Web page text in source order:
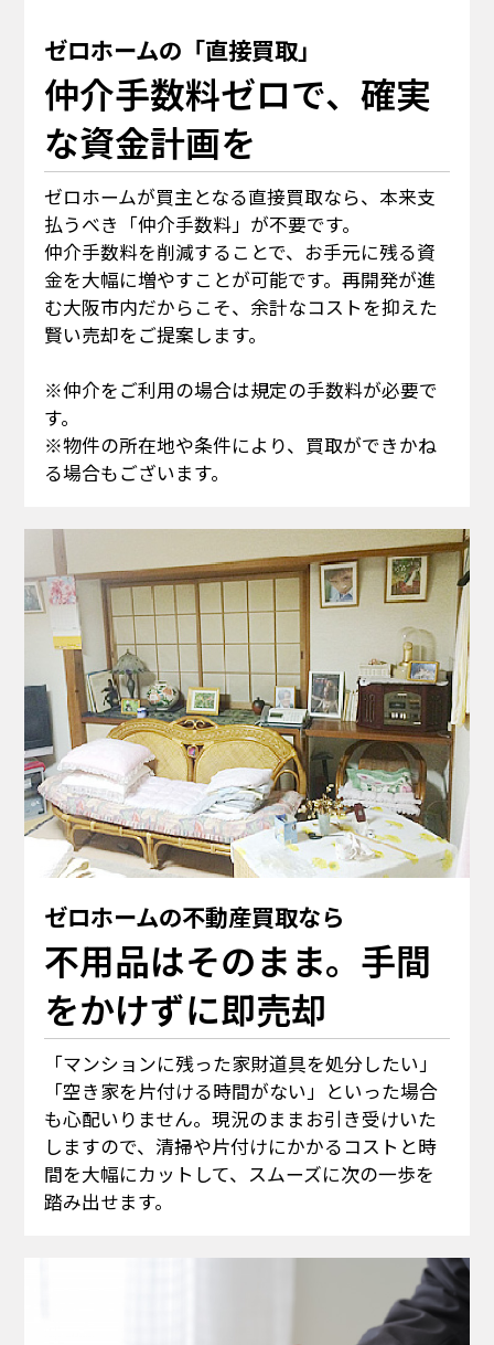
ゼロホームの「直接買取」
仲介手数料ゼロで、確実
な資金計画を
ゼロホームが買主となる直接買取なら、本来支
払うべき「仲介手数料」が不要です。
仲介手数料を削減することで、お手元に残る資
金を大幅に増やすことが可能です。再開発が進
む大阪市内だからこそ、余計なコストを抑えた
賢い売却をご提案します。
※仲介をご利用の場合は規定の手数料が必要で
す。
※物件の所在地や条件により、買取ができかね
る場合もございます。
ゼロホームの不動産買取なら
不用品はそのまま。手間
をかけずに即売却
「マンションに残った家財道具を処分したい」
「空き家を片付ける時間がない」といった場合
も心配いりません。現況のままお引き受けいた
しますので、清掃や片付けにかかるコストと時
間を大幅にカットして、スムーズに次の一歩を
踏み出せます。